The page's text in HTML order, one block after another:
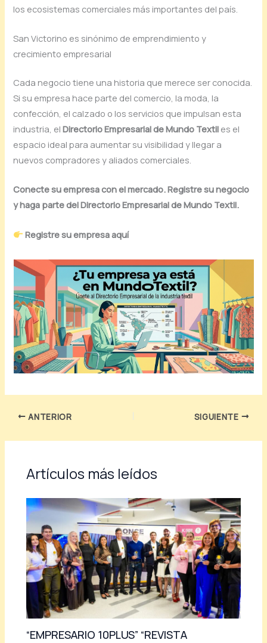
los ecosistemas comerciales más importantes del país.
San Victorino es sinónimo de emprendimiento y
crecimiento empresarial
Cada negocio tiene una historia que merece ser conocida.
Si su empresa hace parte del comercio, la moda, la
confección, el calzado o los servicios que impulsan esta
industria, elDirectorio Empresarial de Mundo Textil es el
espacio ideal para aumentar su visibilidad y llegar a
nuevos compradores y aliados comerciales.
Conecte su empresa con el mercado. Registre su negocio
y haga parte del Directorio Empresarial de Mundo Textil.
Registre su empresa aquí
ANTERIOR SIGUIENTE
Artículos más leídos
“EMPRESARIO 10PLUS” “REVISTA